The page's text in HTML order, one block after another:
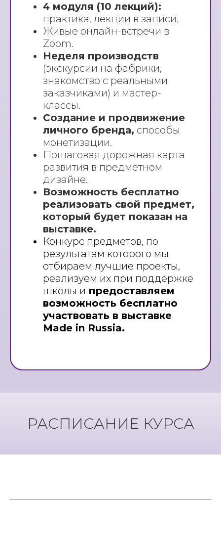
4 модуля (10 лекций):
практика, лекции в записи.
Живые онлайн-встречи в
Zoom.
Неделя производств
(экскурсии на фабрики,
знакомство с реальными
заказчиками) и мастер-
классы.
Создание и продвижение
личного бренда, способы
монетизации.
Пошаговая дорожная карта
развития в предметном
дизайне.
Возможность бесплатно
реализовать свой предмет,
который будет показан на
выставке.
Конкурс предметов, по
результатам которого мы
отбираем лучшие проекты,
реализуем их при поддержке
школы и предоставляем
возможность бесплатно
участвовать в выставке
Made in Russia.
РАСПИСАНИЕ КУРСА